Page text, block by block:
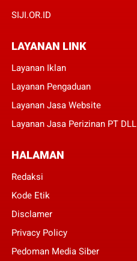
SIJI.OR.ID
LAYANAN LINK
Layanan Iklan
Layanan Pengaduan
Layanan Jasa Website
Layanan Jasa Perizinan PT DLL
HALAMAN
Redaksi
Kode Etik
Disclamer
Privacy Policy
Pedoman Media Siber